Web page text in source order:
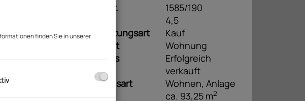
Objektnr.
1585/190
Zimmer
4,5
Vermarktungsart
Kauf
Objektart
Wohnung
Kaufpreis
Erfolgreich
verkauft
Nutzungsart
Wohnen Anlage
Fläche
ca. 93,25 m2
finden Sie in unserer